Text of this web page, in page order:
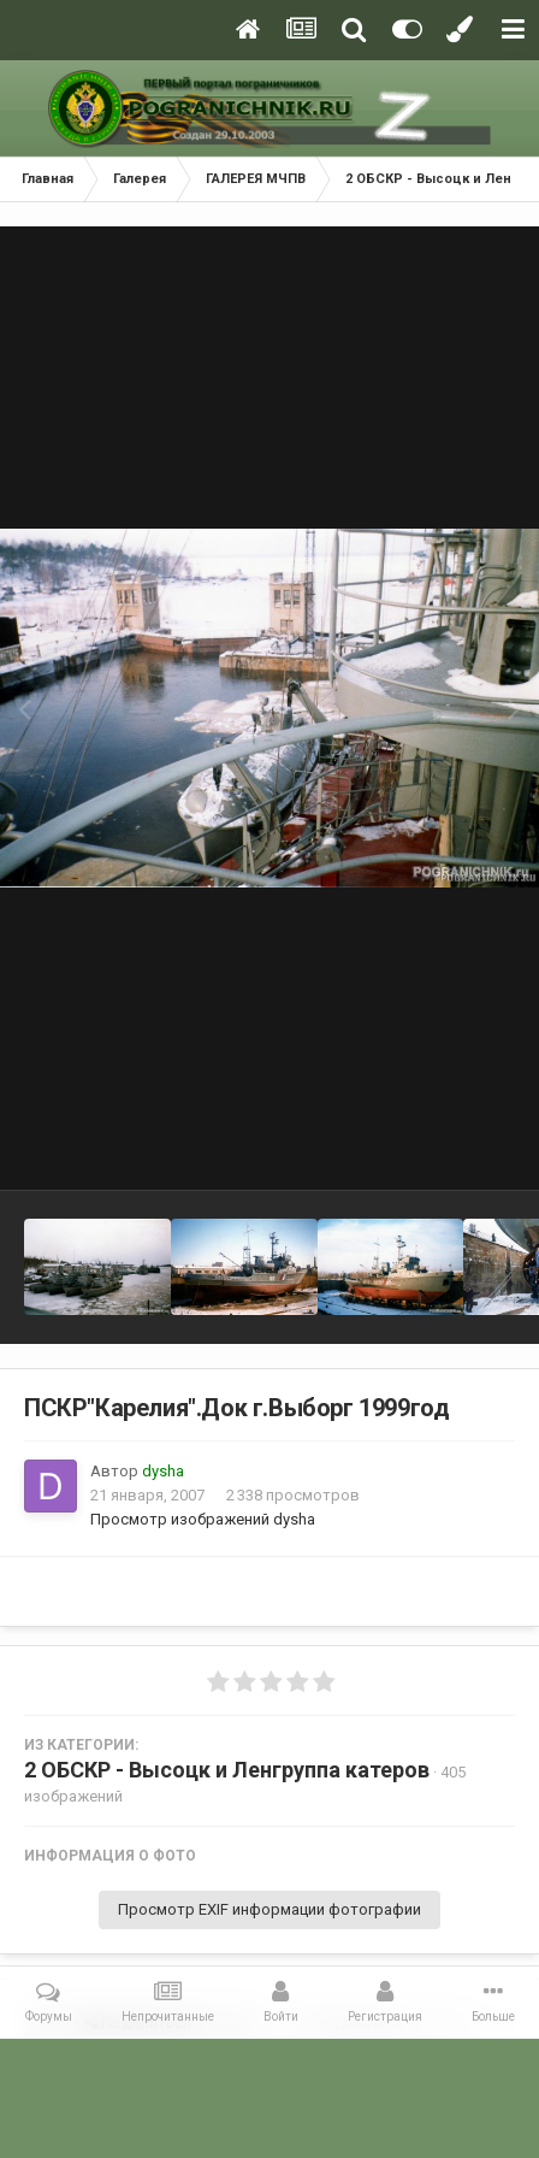
Главная Галерея ГАЛЕРЕЯ МЧПВ 2 ОБСКР - Высоцк и
ПСКР"Карелия".Док г.Выборг 1999год
Автор dysha
21 января, 2007
2 338 просмотров
Просмотр изображений dysha
ИЗ КАТЕГОРИИ:
2 ОБСКР - Высоцк и Ленгруппа катеров · 405
изображений
ИНФОРМАЦИЯ О ФОТО
Просмотр EXIF информации фотографии
Поделиться Подписчики 0
Форумы Непрочитанные Войти Регистрация Больше